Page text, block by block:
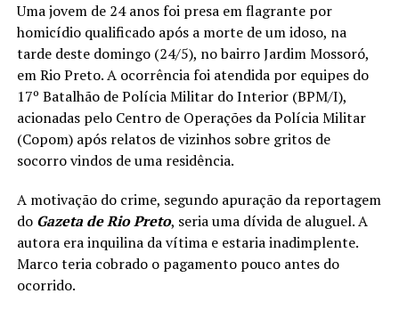
Uma jovem de 24 anos foi presa em flagrante por
homicídio qualificado após a morte de um idoso, na
tarde deste domingo (24/5), no bairro Jardim Mossoró,
em Rio Preto. A ocorrência foi atendida por equipes do
17º Batalhão de Polícia Militar do Interior (BPM/I),
acionadas pelo Centro de Operações da Polícia Militar
(Copom) após relatos de vizinhos sobre gritos de
socorro vindos de uma residência.
A motivação do crime, segundo apuração da reportagem
do Gazeta de Rio Preto, seria uma dívida de aluguel. A
autora era inquilina da vítima e estaria inadimplente.
Marco teria cobrado o pagamento pouco antes do
ocorrido.